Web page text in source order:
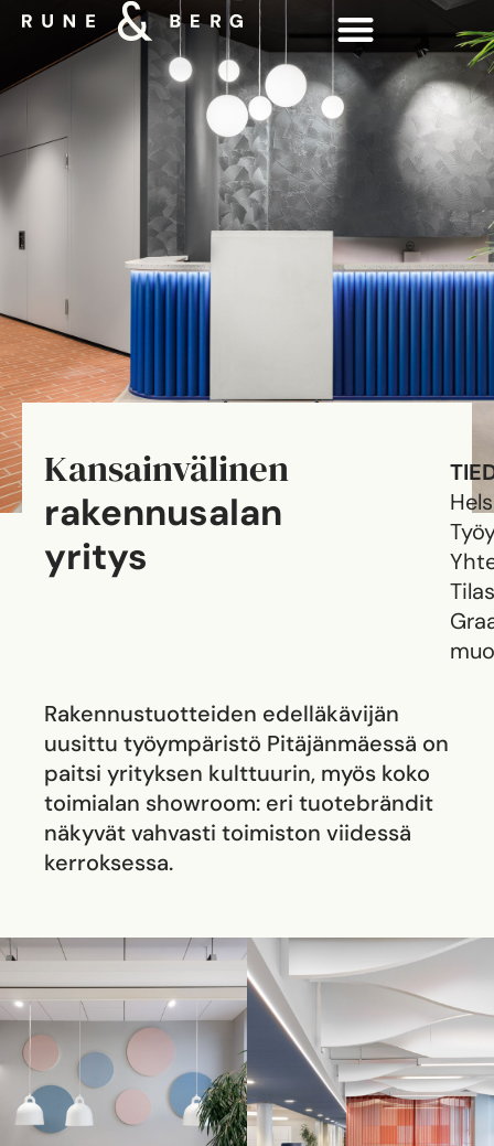
Kansainvälinen
rakennusalan
yritys
Rakennustuotteiden edelläkävijän
uusittu työympäristö Pitäjänmäessä on
paitsi yrityksen kulttuurin, myös koko
toimialan showroom: eri tuotebrändit
näkyvät vahvasti toimiston viidessä
kerroksessa.